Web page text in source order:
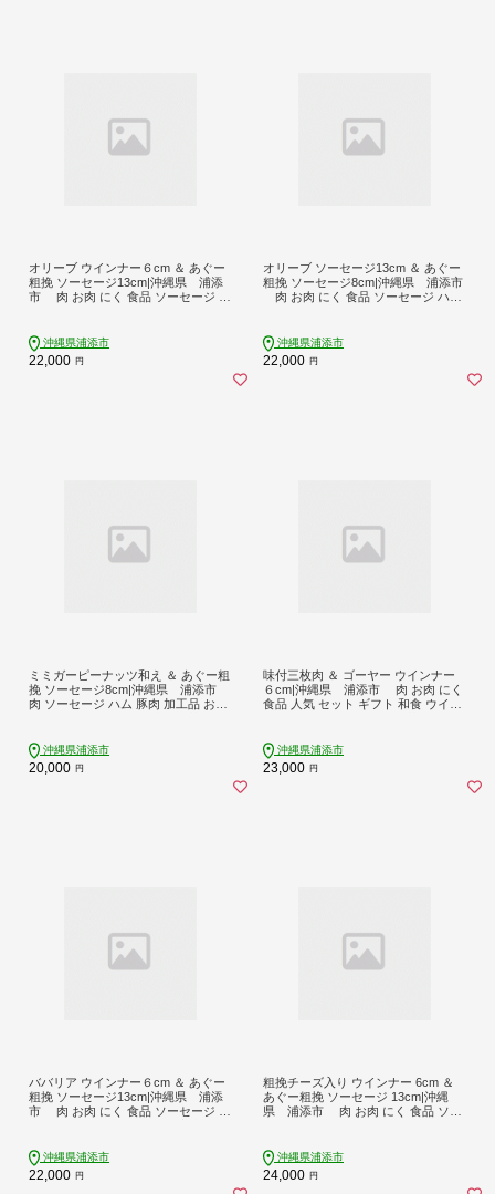
オリーブ ウインナー６cm ＆ あぐー
粗挽 ソーセージ13cm|沖縄県 浦添
市 肉 お肉 にく 食品 ソーセージ ウ
沖縄県浦添市
22,000 円
オリーブ ソーセージ13cm ＆ あぐー
粗挽 ソーセージ8cm|沖縄県 浦添市
肉 お肉 にく 食品 ソーセージ ハム
沖縄県浦添市
22,000 円
ミミガーピーナッツ和え ＆ あぐー粗
挽 ソーセージ8cm|沖縄県 浦添市
肉 ソーセージ ハム 豚肉 加工品 お肉
沖縄県浦添市
20,000 円
味付三枚肉 ＆ ゴーヤー ウインナー
６cm|沖縄県 浦添市 肉 お肉 にく
食品 人気 セット ギフト 和食 ウイン
沖縄県浦添市
23,000 円
ババリア ウインナー６cm ＆ あぐー
粗挽 ソーセージ13cm|沖縄県 浦添
市 肉 お肉 にく 食品 ソーセージ ハ
沖縄県浦添市
22,000 円
粗挽チーズ入り ウインナー 6cm ＆
あぐー粗挽 ソーセージ 13cm|沖縄
県 浦添市 肉 お肉 にく 食品 ソー
沖縄県浦添市
24,000 円